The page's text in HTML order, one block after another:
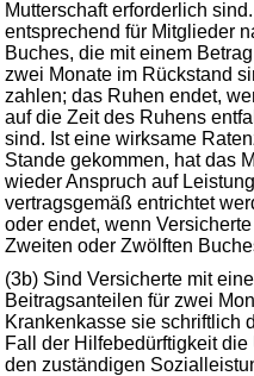
Mutterschaft erforderlich
entsprechend für Mitglieder
Buches, die mit einem
zwei Monate im Rückstand
zahlen; das Ruhen endet,
auf die Zeit des Ruhens
sind. Ist eine wirksame
Stande gekommen, hat das
wieder Anspruch auf
vertragsgemäß entrichtet
oder endet, wenn
Zweiten oder Zwölften
(3b) Sind Versicherte mit
Beitragsanteilen für zwei
Krankenkasse sie schriftlich
Fall der Hilfebedürftigkeit
den zuständigen